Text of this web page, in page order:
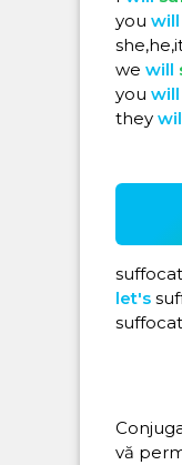
you will
we will
you will
they
let's
vă